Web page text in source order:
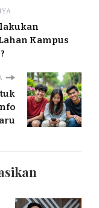
Kampus